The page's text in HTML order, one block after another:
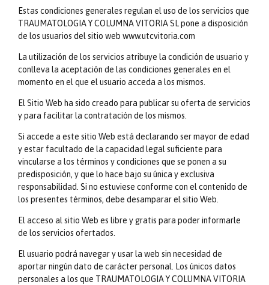
Estas condiciones generales regulan el uso de los servicios que
TRAUMATOLOGIA Y COLUMNA VITORIA SL pone a disposición
de los usuarios del sitio web www.utcvitoria.com
La utilización de los servicios atribuye la condición de usuario y
conlleva la aceptación de las condiciones generales en el
momento en el que el usuario acceda a los mismos.
El Sitio Web ha sido creado para publicar su oferta de servicios
y para facilitar la contratación de los mismos.
Si accede a este sitio Web está declarando ser mayor de edad
y estar facultado de la capacidad legal suficiente para
vincularse a los términos y condiciones que se ponen a su
predisposición, y que lo hace bajo su única y exclusiva
responsabilidad. Si no estuviese conforme con el contenido de
los presentes términos, debe desamparar el sitio Web.
El acceso al sitio Web es libre y gratis para poder informarle
de los servicios ofertados.
El usuario podrá navegar y usar la web sin necesidad de
aportar ningún dato de carácter personal. Los únicos datos
personales a los que TRAUMATOLOGIA Y COLUMNA VITORIA